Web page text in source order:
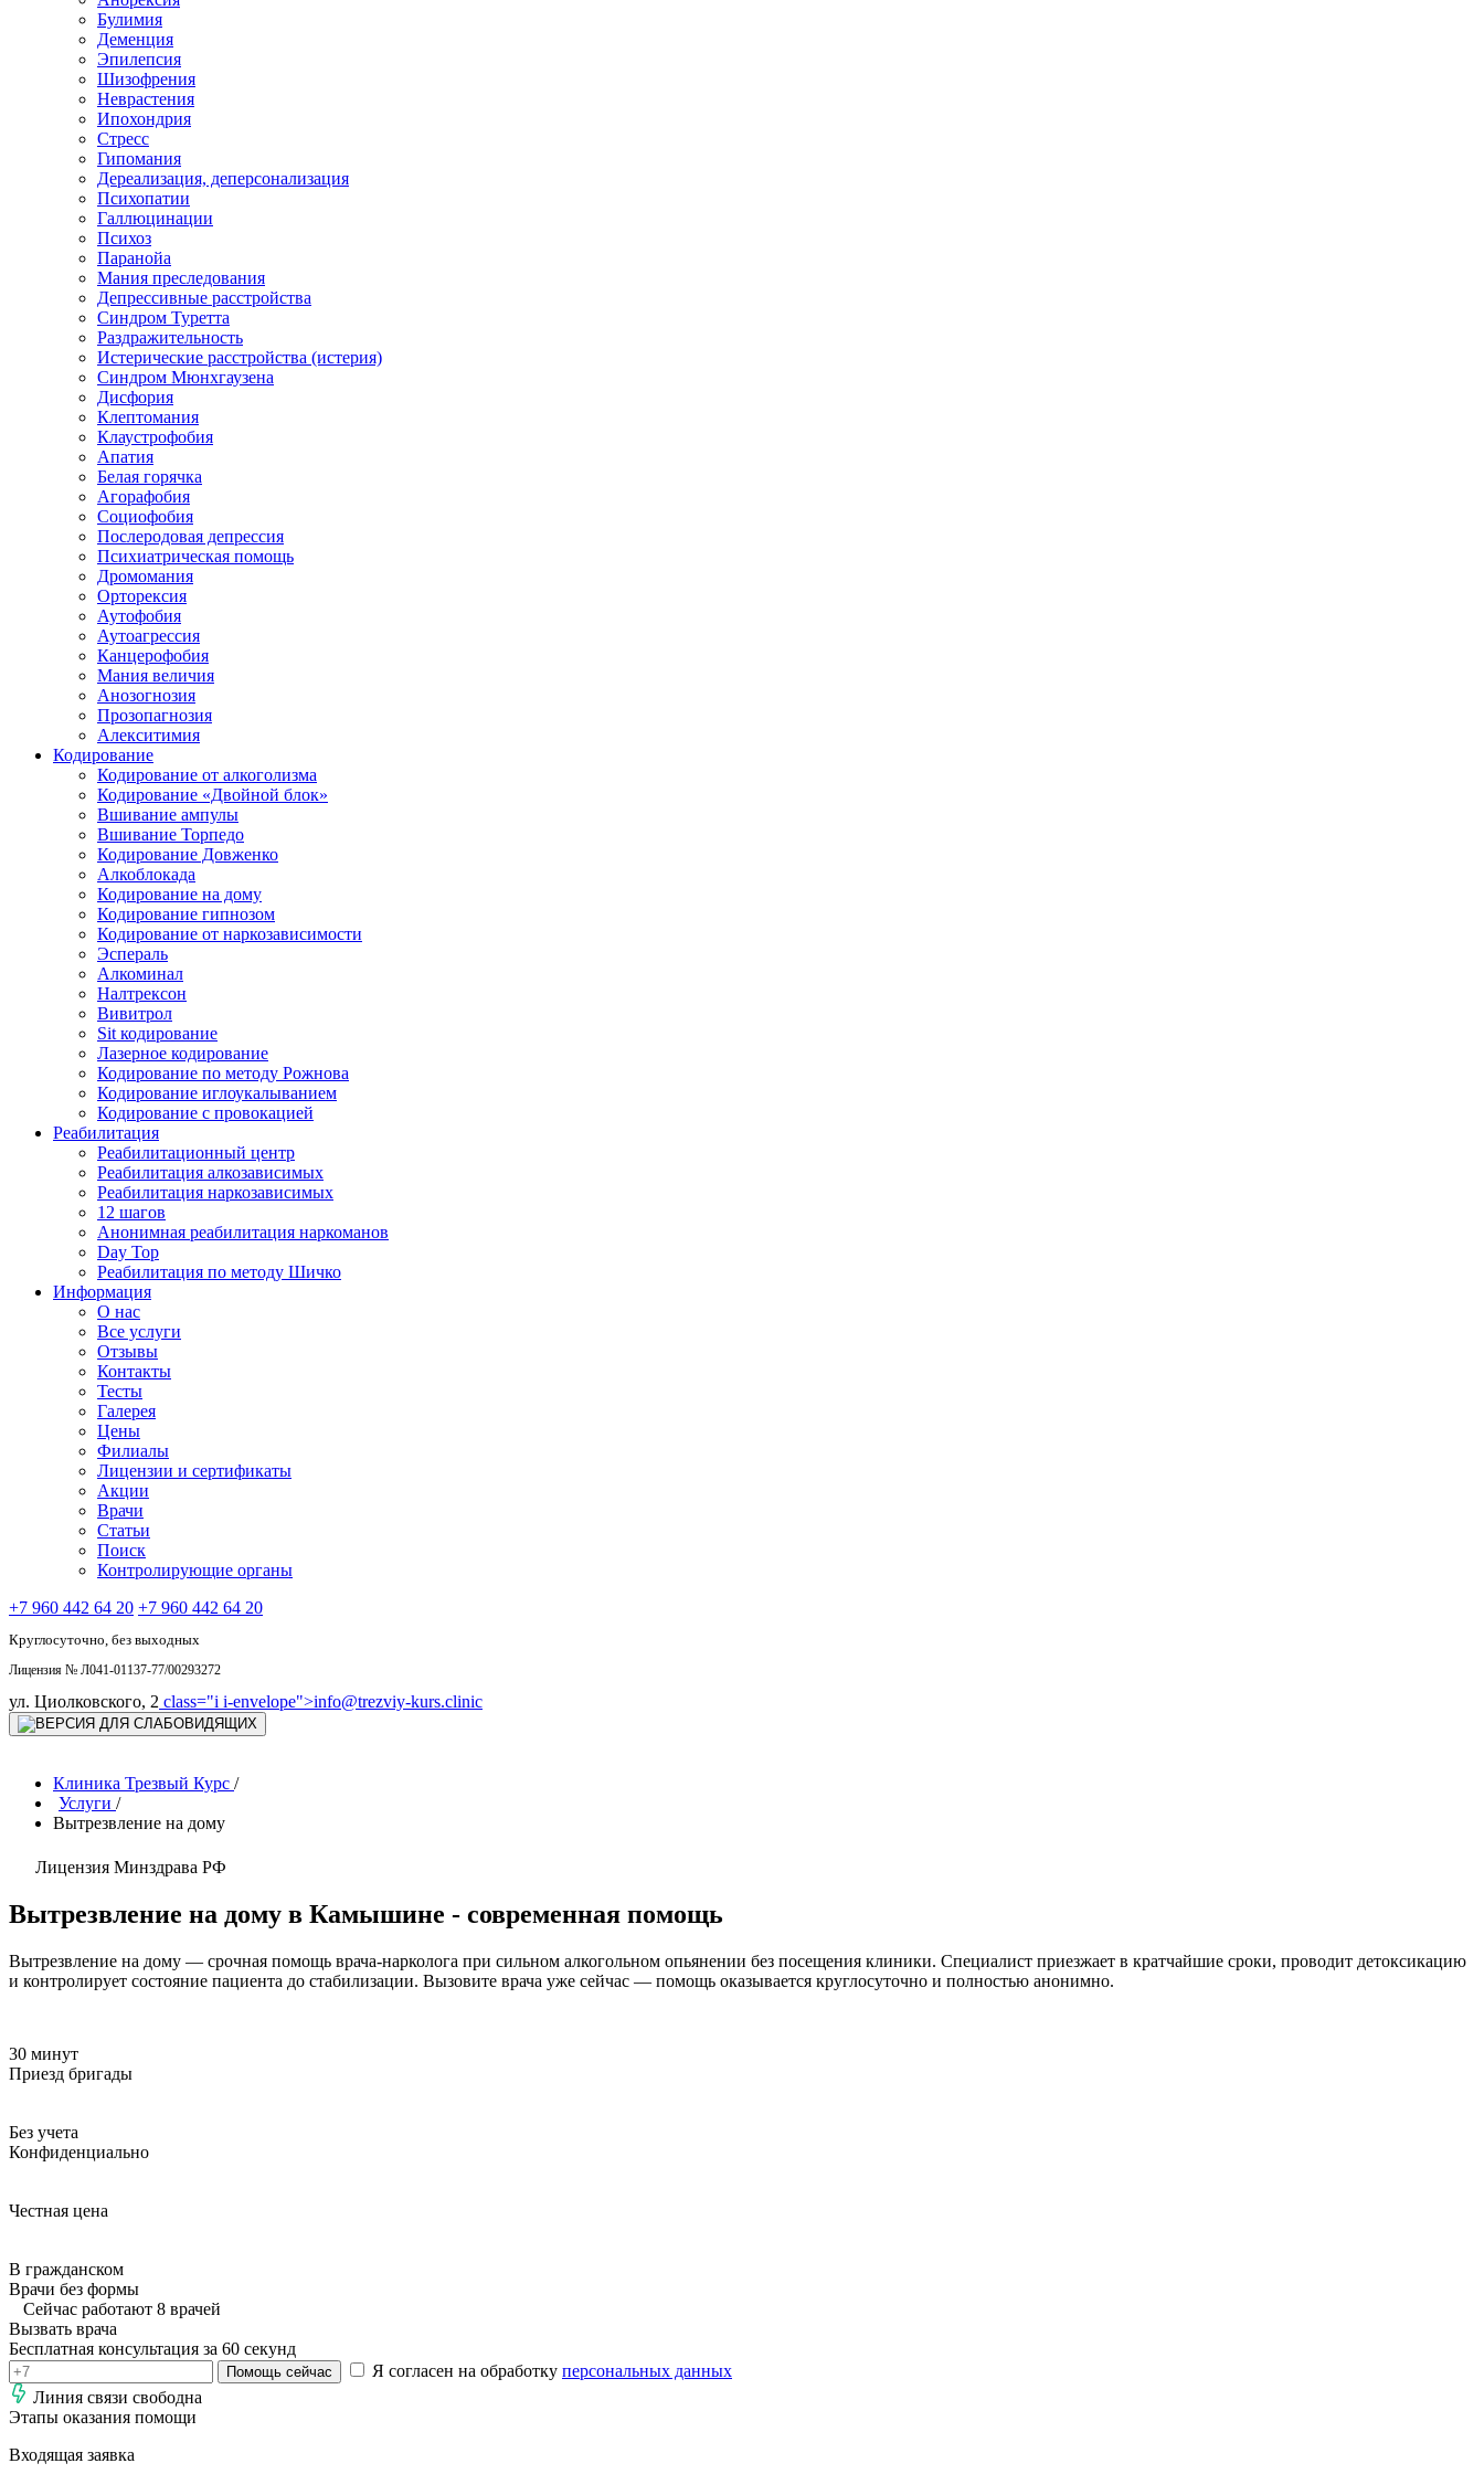
Булимия
Деменция
Эпилепсия
Шизофрения
Неврастения
Ипохондрия
Стресс
Гипомания
Дереализация, деперсонализация
Психопатии
Галлюцинации
Психоз
Паранойа
Мания преследования
Депрессивные расстройства
Синдром Туретта
Раздражительность
Истерические расстройства (истерия)
Синдром Мюнхгаузена
Дисфория
Клептомания
Клаустрофобия
Апатия
Белая горячка
Агорафобия
Социофобия
Послеродовая депрессия
Психиатрическая помощь
Дромомания
Орторексия
Аутофобия
Аутоагрессия
Канцерофобия
Мания величия
Анозогнозия
Прозопагнозия
Алекситимия
Кодирование
Кодирование от алкоголизма
Кодирование «Двойной блок»
Вшивание ампулы
Вшивание Торпедо
Кодирование Довженко
Алкоблокада
Кодирование на дому
Кодирование гипнозом
Кодирование от наркозависимости
Эспераль
Алкоминал
Налтрексон
Вивитрол
Sit кодирование
Лазерное кодирование
Кодирование по методу Рожнова
Кодирование иглоукалыванием
Кодирование с провокацией
Реабилитация
Реабилитационный центр
Реабилитация алкозависимых
Реабилитация наркозависимых
12 шагов
Анонимная реабилитация наркоманов
Day Top
Реабилитация по методу Шичко
Информация
О нас
Все услуги
Отзывы
Контакты
Тесты
Галерея
Цены
Филиалы
Лицензии и сертификаты
Акции
Врачи
Статьи
Поиск
Контролирующие органы
+7 960 442 64 20 +7 960 442 64 20
Круглосуточно, без выходных
Лицензия № Л041-01137-77/00293272
ул. Циолковского, 2 class="i i-envelope">info@trezviy-kurs.clinic
Клиника Трезвый Курс /
Услуги /
Вытрезвление на дому
Лицензия Минздрава РФ
Вытрезвление на дому в Камышине - современная помощь
Вытрезвление на дому — срочная помощь врача-нарколога при сильном алкогольном опьянении без посещения клиники. Специалист приезжает в кратчайшие сроки, проводит детоксикацию
и контролирует состояние пациента до стабилизации. Вызовите врача уже сейчас — помощь оказывается круглосуточно и полностью анонимно.
30 минут
Приезд бригады
Без учета
Конфиденциально
Честная цена
В гражданском
Врачи без формы
Сейчас работают 8 врачей
Вызвать врача
Бесплатная консультация за 60 секунд
Помощь сейчас Я согласен на обработку персональных данных
Линия связи свободна
Этапы оказания помощи
Входящая заявка